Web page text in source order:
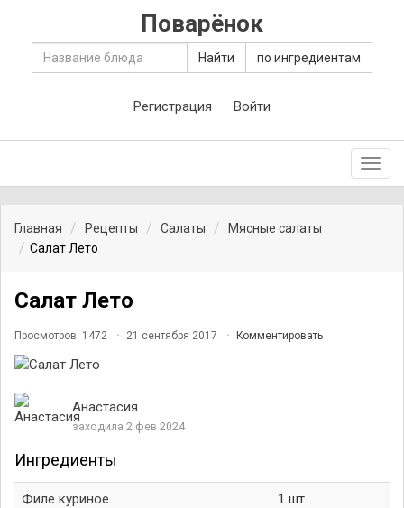
Поварёнок
Найти по ингредиентам
Регистрация Войти
Главная Рецепты Салаты
Мясные салаты
Салат Лето
Салат Лето
Просмотров: 1472 21 сентября 2017 Комментировать
Анастасия
заходила 2 фев 2024
Ингредиенты
Филе куриное 1 шт